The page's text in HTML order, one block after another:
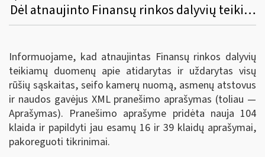
Dėl atnaujinto Finansų rinkos dalyvių teikiamų duomenų apie atidarytas ir uždarytas visų rūšių sąskaitas, seifo kamerų nuomą, asmenų atstovus ir naudos gavėjus XML pranešimo aprašymo
Informuojame, kad atnaujintas Finansų rinkos dalyvių
teikiamų duomenų apie atidarytas ir uždarytas visų
rūšių sąskaitas, seifo kamerų nuomą, asmenų atstovus
ir naudos gavėjus XML pranešimo aprašymas (toliau —
Aprašymas). Pranešimo aprašyme pridėta nauja 104
klaida ir papildyti jau esamų 16 ir 39 klaidų aprašymai,
pakoreguoti tikrinimai.